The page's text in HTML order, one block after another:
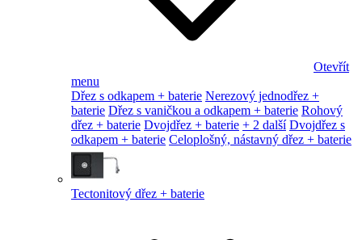
Otevřít
menu
Dřez s odkapem + baterie Nerezový jednodřez +
baterie Dřez s vaničkou a odkapem + baterie Rohový
dřez + baterie Dvojdřez + baterie + 2 další Dvojdřez s
odkapem + baterie Celoplošný, nástavný dřez + baterie
Tectonitový dřez + baterie